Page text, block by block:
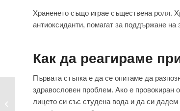
Храненето също играе съществена роля.
антиоксиданти, помагат за поддържане
Как да реагираме
Първата стъпка е да се опитаме да
здравословен проблем. Ако е провокиран
лицето си със студена вода и да си
Слънчеви очила през
лятото – повече от